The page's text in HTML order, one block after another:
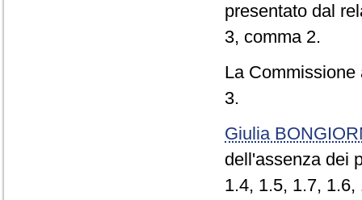
presentato dal
3, comma 2.
La
3.
Giulia
dell'assenza dei
1.4, 1.5, 1.7,